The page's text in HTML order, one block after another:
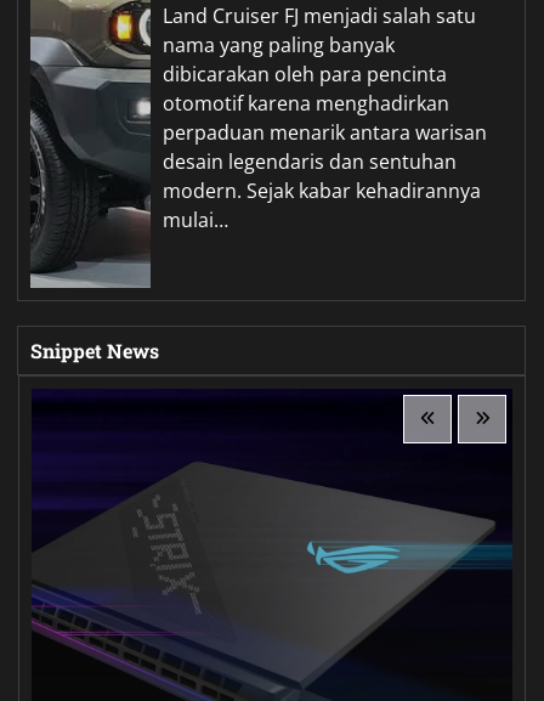
Land Cruiser FJ menjadi salah satu
nama yang paling banyak
dibicarakan oleh para pencinta
otomotif karena menghadirkan
perpaduan menarik antara warisan
desain legendaris dan sentuhan
modern. Sejak kabar kehadirannya
mulai…
Snippet News